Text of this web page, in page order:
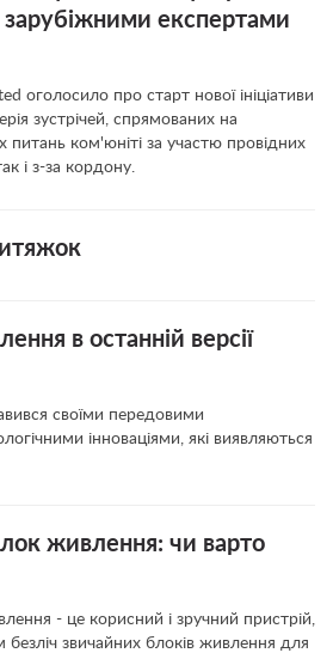
зарубіжними експертами
оголосило про старт нової ініціативи
зустрічей, спрямованих на
питань ком'юніті за участю провідних
і з-за кордону.
в останній версії
своїми передовими
інноваціями, які виявляються
живлення: чи варто
- це корисний і зручний пристрій,
звичайних блоків живлення для